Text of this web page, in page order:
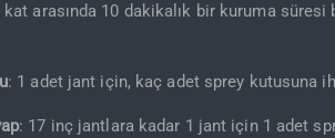
kat arasında 10 dakikalık bir kuruma süresi
: 1 adet jant için, kaç adet sprey kutusuna
: 17 inç jantlara kadar 1 jant için 1 adet